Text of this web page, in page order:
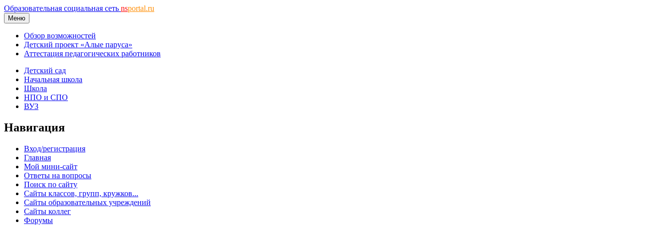
Образовательная социальная сеть nsportal.ru
Меню
Обзор возможностей
Детский проект «Алые паруса»
Аттестация педагогических работников
Детский сад
Начальная школа
Школа
НПО и СПО
ВУЗ
Навигация
Вход/регистрация
Главная
Мой мини-сайт
Ответы на вопросы
Поиск по сайту
Сайты классов, групп, кружков...
Сайты образовательных учреждений
Сайты коллег
Форумы